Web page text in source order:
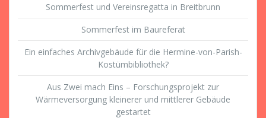
Sommerfest und Vereinsregatta in Breitbrunn
Sommerfest im Baureferat
Ein einfaches Archivgebäude für die Hermine-von-Parish-
Kostümbibliothek?
Aus Zwei mach Eins – Forschungsprojekt zur
Wärmeversorgung kleinerer und mittlerer Gebäude
gestartet